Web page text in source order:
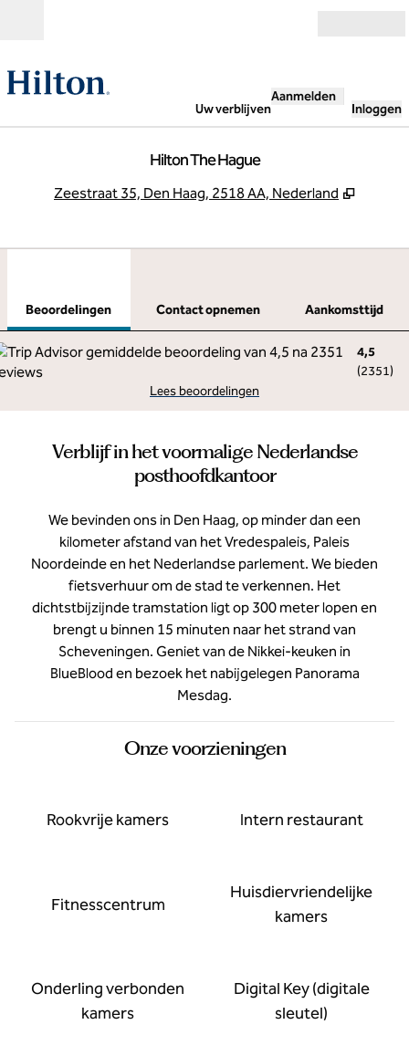
Uw verblijven
Aanmelden
Inloggen
Hilton The Hague
Zeestraat 35, Den Haag, 2518 AA, Nederland ,
Beoordelingen Contact opnemen
Aankomsttijd
4,5
(2351)
Lees beoordelingen
Verblijf in het voormalige Nederlandse
posthoofdkantoor
We bevinden ons in Den Haag, op minder dan een
kilometer afstand van het Vredespaleis, Paleis
Noordeinde en het Nederlandse parlement. We bieden
fietsverhuur om de stad te verkennen. Het
dichtstbijzijnde tramstation ligt op 300 meter lopen en
brengt u binnen 15 minuten naar het strand van
Scheveningen. Geniet van de Nikkei-keuken in
BlueBlood en bezoek het nabijgelegen Panorama
Mesdag.
Onze voorzieningen
Rookvrije kamers Intern restaurant
Fitness­centrum
Huisdier­vriendelijke
kamers
Onderling verbonden
kamers
Digital Key (digitale
sleutel)